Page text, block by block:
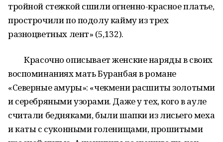
тройной стежкой сшили огненно-красное платье,
прострочили по подолу кайму из трех
разноцветных лент» (5,132).
Красочно описывает женские наряды в своих
воспоминаниях мать Буранбая в романе
«Северные амуры»: «чекмени расшиты золотыми
и серебряными узорами. Даже у тех, кого в ауле
считали бедняками, были шапки из лисьего меха
и каты с суконными голенищами, прошитыми